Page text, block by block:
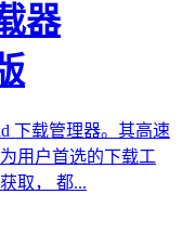
器
下载管理器。其高速
用户首选的下载工
取， 都...